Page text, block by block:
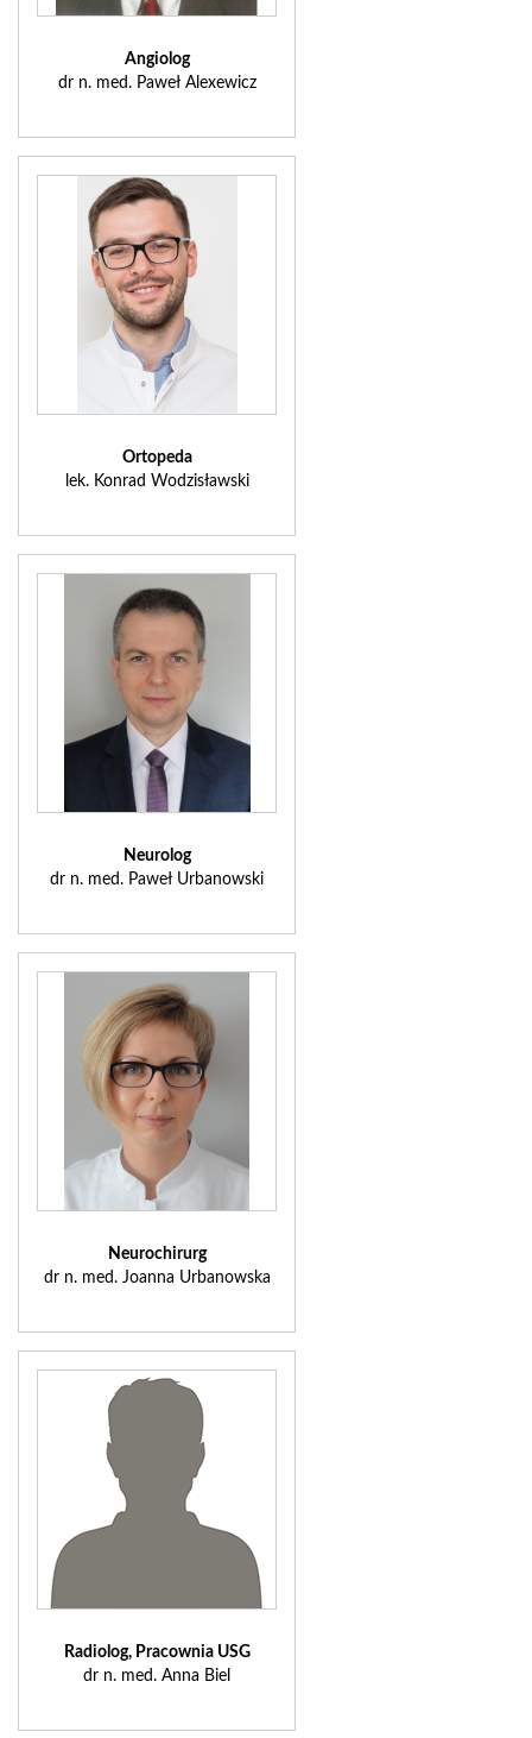
Angiolog
dr n. med. Paweł Alexewicz
Ortopeda
lek. Konrad Wodzisławski
Neurolog
dr n. med. Paweł Urbanowski
Neurochirurg
dr n. med. Joanna Urbanowska
Radiolog, Pracownia USG
dr n. med. Anna Biel